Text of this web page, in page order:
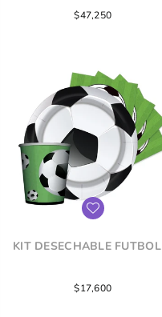
$47,250
KIT DESECHABLE FUTBOL
Precio
$17,600